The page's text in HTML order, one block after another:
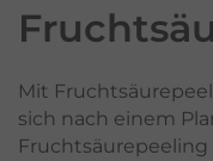
Mit
sich nach einem
Fruchtsäurepeeling